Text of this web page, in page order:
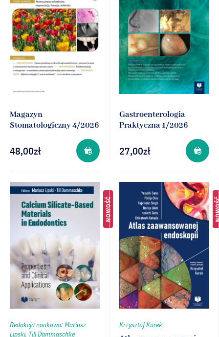
Magazyn
Stomatologiczny 4/2026
48,00zł
Gastroenterologia
Praktyczna 1/2026
27,00zł
NOWOŚĆ
Redakcja naukowa: Mariusz
Lipski, Till Dammaschke
Krzysztof Kurek